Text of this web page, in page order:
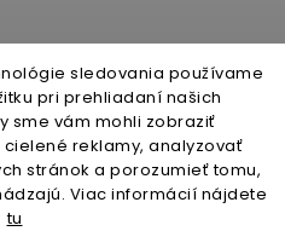
sledovania používame
pri prehliadaní našich
sme vám mohli zobraziť
reklamy, analyzovať
stránok a porozumieť tomu,
Viac informácií nájdete
tu
montazpohonu.sk